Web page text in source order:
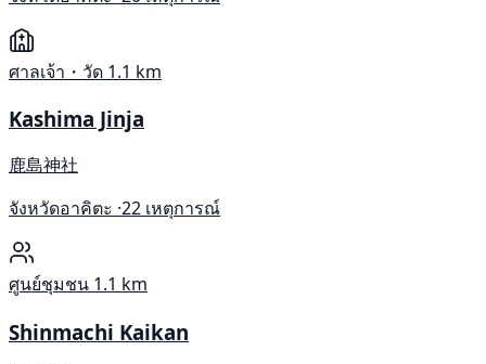
ศาลเจ้า・วัด 1.1 km
Kashima Jinja
鹿島神社
จังหวัดอาคิตะ ·22 เหตุการณ์
ศูนย์ชุมชน 1.1 km
Shinmachi Kaikan